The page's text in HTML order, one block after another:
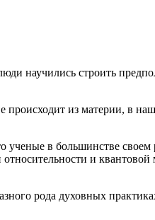
научились строить
из материи, в
ученые в большинстве
и
рода духовных